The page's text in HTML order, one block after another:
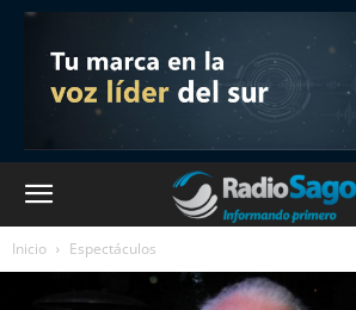
Inicio Espectáculos